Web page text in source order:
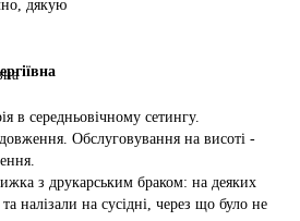
дякую
в середньовічному сетингу.
Обслуговування на висоті -
з друкарським браком: на деяких
налізали на сусідні, через що було не